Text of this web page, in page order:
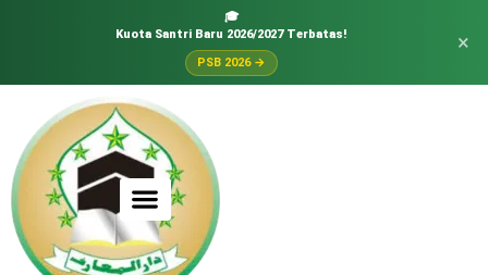
🎓
Kuota Santri Baru 2026/2027 Terbatas!
PSB 2026 →
×